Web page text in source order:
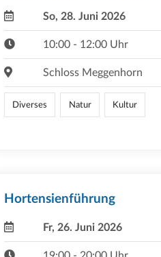
So, 28. Juni 2026
10:00 - 12:00 Uhr
Schloss Meggenhorn
Diverses Natur Kultur
Hortensienführung
Fr, 26. Juni 2026